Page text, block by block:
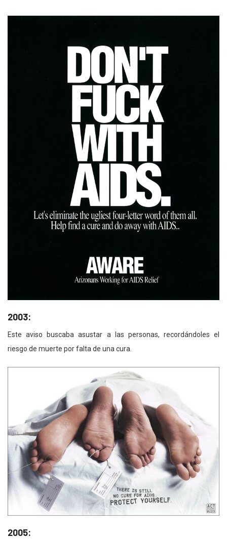
2003:
Este aviso buscaba asustar a las personas, recordándoles el
riesgo de muerte por falta de una cura.
2005: